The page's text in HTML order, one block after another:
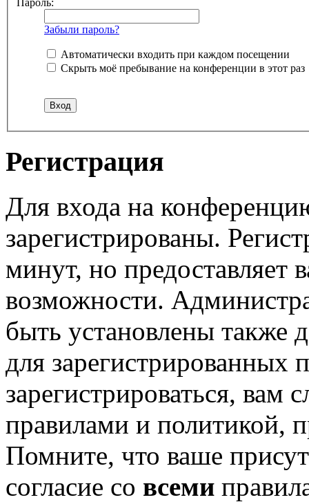
Пароль:
Забыли пароль?
Автоматически входить при каждом посещении
Скрыть моё пребывание на конференции в этот раз
Регистрация
Для входа на
зарегистрированы.
минут, но предоставляет
возможности.
быть установлены также
для зарегистрированных
зарегистрироваться, вам
правилами и политикой,
Помните, что ваше
согласие со всеми